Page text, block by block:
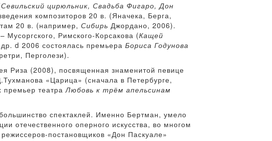
Севильский цирюльник, Свадьба Фигаро, Дон
композиторов 20 в. (Яначека, Берга,
20 в. (например, Сибирь Джордано, 2006).
Римского-Корсакова (Кащей
d 2006 состоялась премьера Бориса Годунова
Перголези).
Риза (2008), посвященная знаменитой певице
«Царица» (сначала в Петербурге,
премьер театраЛюбовь к трём апельсинам
спектаклей. Именно Бертман, умело
отечественного оперного искусства, во многом
постановщиков «Дон Паскуале»